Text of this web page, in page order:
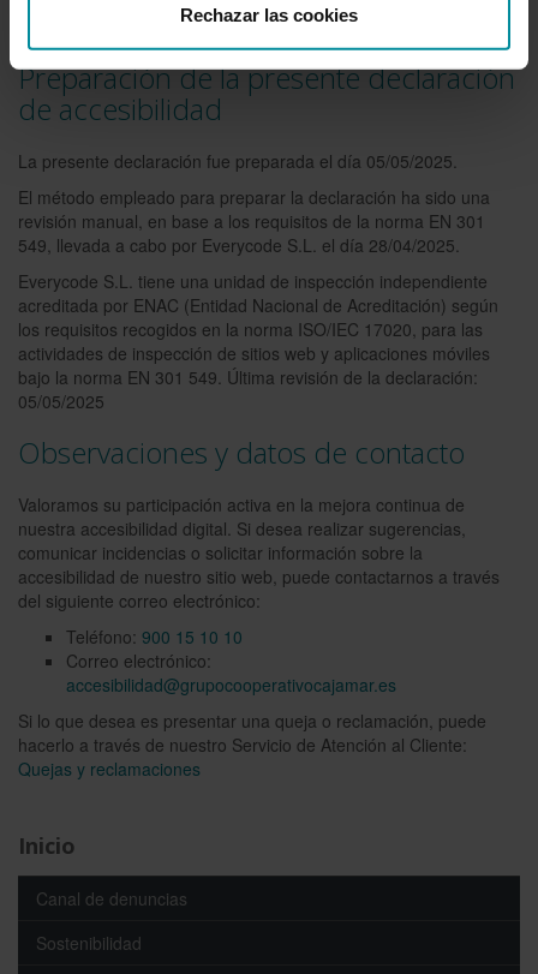
Rechazar las cookies
Preparación de la presente declaración
de accesibilidad
La presente declaración fue preparada el día 05/05/2025.
El método empleado para preparar la declaración ha sido una
revisión manual, en base a los requisitos de la norma EN 301
549, llevada a cabo por Everycode S.L. el día 28/04/2025.
Everycode S.L. tiene una unidad de inspección independiente
acreditada por ENAC (Entidad Nacional de Acreditación) según
los requisitos recogidos en la norma ISO/IEC 17020, para las
actividades de inspección de sitios web y aplicaciones móviles
bajo la norma EN 301 549. Última revisión de la declaración:
05/05/2025
Observaciones y datos de contacto
Valoramos su participación activa en la mejora continua de
nuestra accesibilidad digital. Si desea realizar sugerencias,
comunicar incidencias o solicitar información sobre la
accesibilidad de nuestro sitio web, puede contactarnos a través
del siguiente correo electrónico:
Teléfono: 900 15 10 10
Correo electrónico:
accesibilidad@grupocooperativocajamar.es
Si lo que desea es presentar una queja o reclamación, puede
hacerlo a través de nuestro Servicio de Atención al Cliente:
Quejas y reclamaciones
Inicio
Canal de denuncias
Sostenibilidad